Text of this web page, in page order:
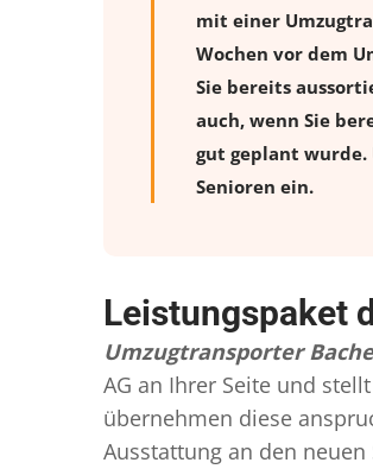
mit einer
Wochen vor dem
Sie bereits
auch, wenn Sie
gut geplant wurde.
Senioren ein.
Leistungspaket
Umzugtransporter
AG an Ihrer Seite und
übernehmen diese
Ausstattung an den